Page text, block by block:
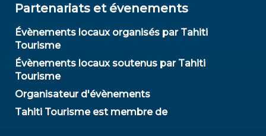
Partenariats et évenements
Évènements locaux organisés par Tahiti
Tourisme
Évènements locaux soutenus par Tahiti
Tourisme
Organisateur d'évènements
Tahiti Tourisme est membre de